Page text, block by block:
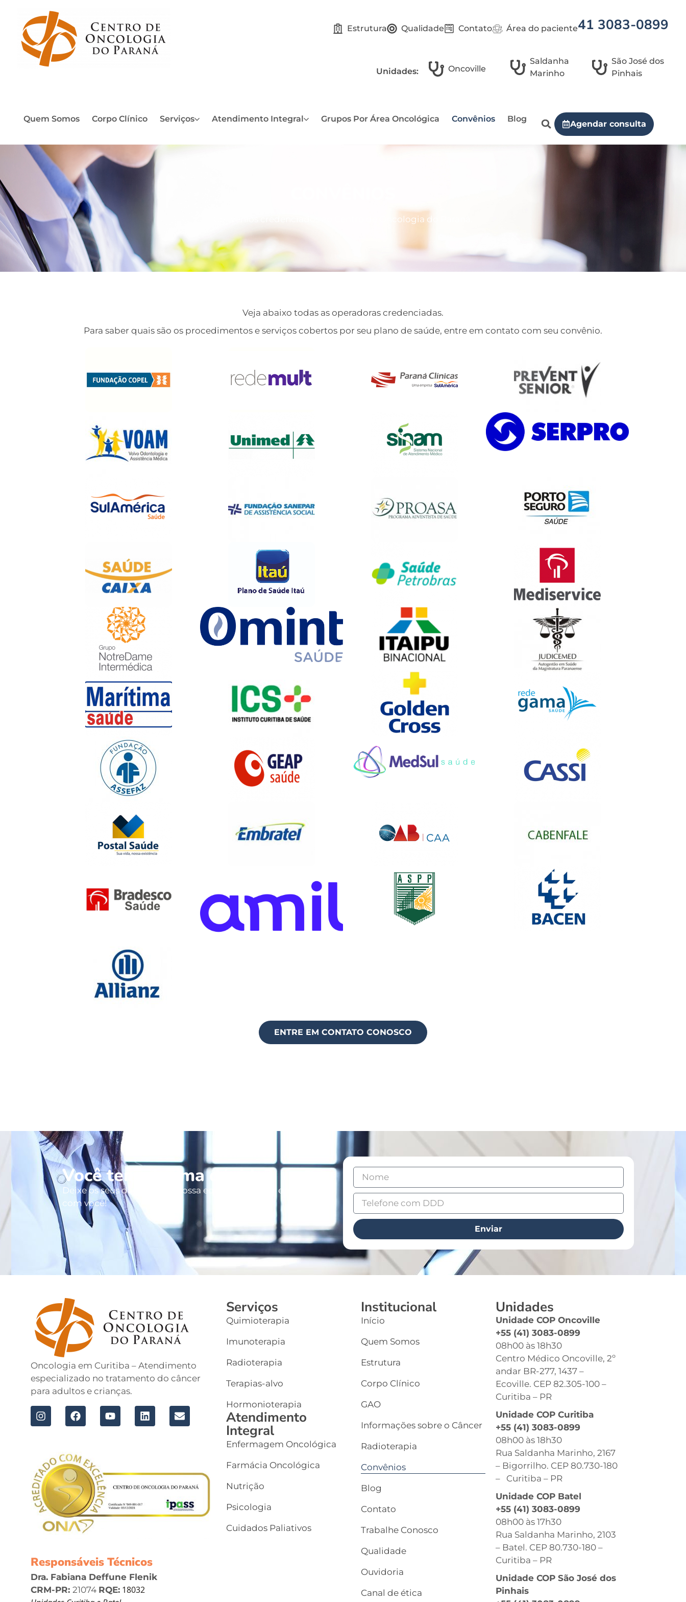
Estrutura Qualidade Contato Área do paciente41 3083-0899
Unidades: Oncoville
Saldanha
Marinho
São José dos
Pinhais
Quem Somos Corpo Clínico Serviços Atendimento Integral Grupos Por Área Oncológica Convênios Blog
Agendar consulta
Convênios credenciados ao Centro de Oncologia do Paraná.
Veja abaixo todas as operadoras credenciadas.
Para saber quais são os procedimentos e serviços cobertos por seu plano de saúde, entre em contato com seu convênio.
ENTRE EM CONTATO CONOSCO
Você tem alguma dúvida?
Deixe os seus dados que a nossa equipe vai entrar em contato
com você!
Enviar
Oncologia em Curitiba – Atendimento
especializado no tratamento do câncer
para adultos e crianças.
Responsáveis Técnicos
Dra. Fabiana Deffune Flenik
CRM-PR: 21074 RQE: 18032
Serviços
Quimioterapia
Imunoterapia
Radioterapia
Terapias-alvo
Hormonioterapia
Atendimento
Integral
Enfermagem Oncológica
Farmácia Oncológica
Nutrição
Psicologia
Cuidados Paliativos
Institucional
Início
Quem Somos
Estrutura
Corpo Clínico
GAO
Informações sobre o Câncer
Radioterapia
Convênios
Blog
Contato
Trabalhe Conosco
Qualidade
Ouvidoria
Canal de ética
Unidades
Unidade COP Oncoville
+55 (41) 3083-0899
08h00 às 18h30
Centro Médico Oncoville, 2º
andar BR-277, 1437 –
Ecoville. CEP 82.305-100 –
Curitiba – PR
Unidade COP Curitiba
+55 (41) 3083-0899
08h00 às 18h30
Rua Saldanha Marinho, 2167
– Bigorrilho. CEP 80.730-180
– Curitiba – PR
Unidade COP Batel
+55 (41) 3083-0899
08h00 às 17h30
Rua Saldanha Marinho, 2103
– Batel. CEP 80.730-180 –
Curitiba – PR
Unidade COP São José dos
Pinhais